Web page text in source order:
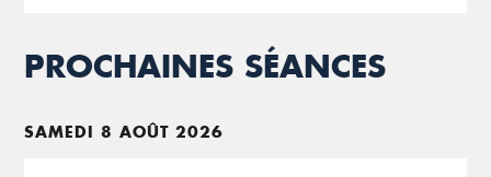
PROCHAINES SÉANCES
SAMEDI 8 AOÛT 2026